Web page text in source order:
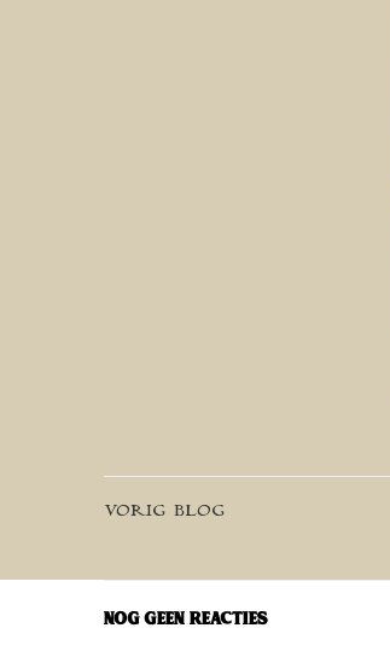
Bericht
navigatie
VORIG BLOG
Nog geen reacties